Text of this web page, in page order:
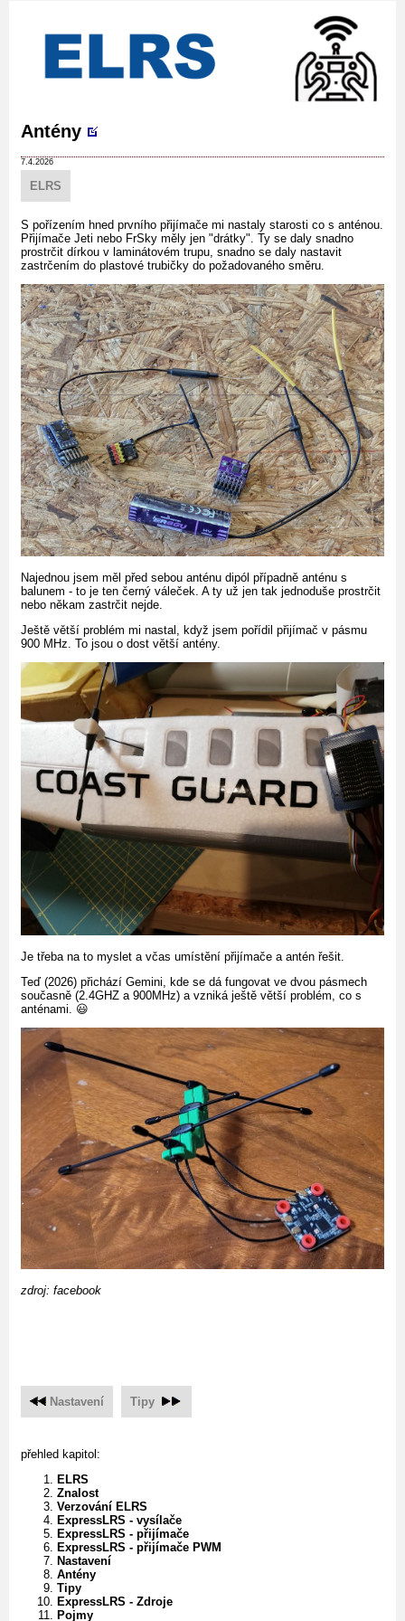
Antény
7.4.2026
ELRS
S pořízením hned prvního přijímače mi nastaly starosti co s anténou.
Přijímače Jeti nebo FrSky měly jen "drátky". Ty se daly snadno
prostrčit dírkou v laminátovém trupu, snadno se daly nastavit
zastrčením do plastové trubičky do požadovaného směru.
Najednou jsem měl před sebou anténu dipól případně anténu s
balunem - to je ten černý váleček. A ty už jen tak jednoduše prostrčit
nebo někam zastrčit nejde.
Ještě větší problém mi nastal, když jsem pořídil přijímač v pásmu
900 MHz. To jsou o dost větší antény.
Je třeba na to myslet a včas umístění přijímače a antén řešit.
Teď (2026) přichází Gemini, kde se dá fungovat ve dvou pásmech
současně (2.4GHZ a 900MHz) a vzniká ještě větší problém, co s
anténami. 😃
zdroj: facebook
Nastavení Tipy
přehled kapitol:
ELRS
Znalost
Verzování ELRS
ExpressLRS - vysílače
ExpressLRS - přijímače
ExpressLRS - přijímače PWM
Nastavení
Antény
Tipy
ExpressLRS - Zdroje
Pojmy